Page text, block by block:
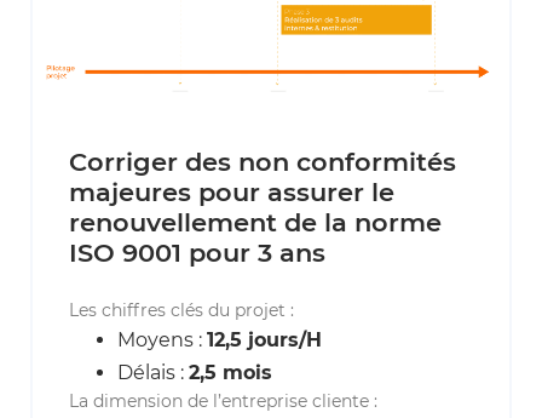
Corriger des non conformités
majeures pour assurer le
renouvellement de la norme
ISO 9001 pour 3 ans
Les chiffres clés du projet :
Moyens : 12,5 jours/H
Délais : 2,5 mois
La dimension de l’entreprise cliente :